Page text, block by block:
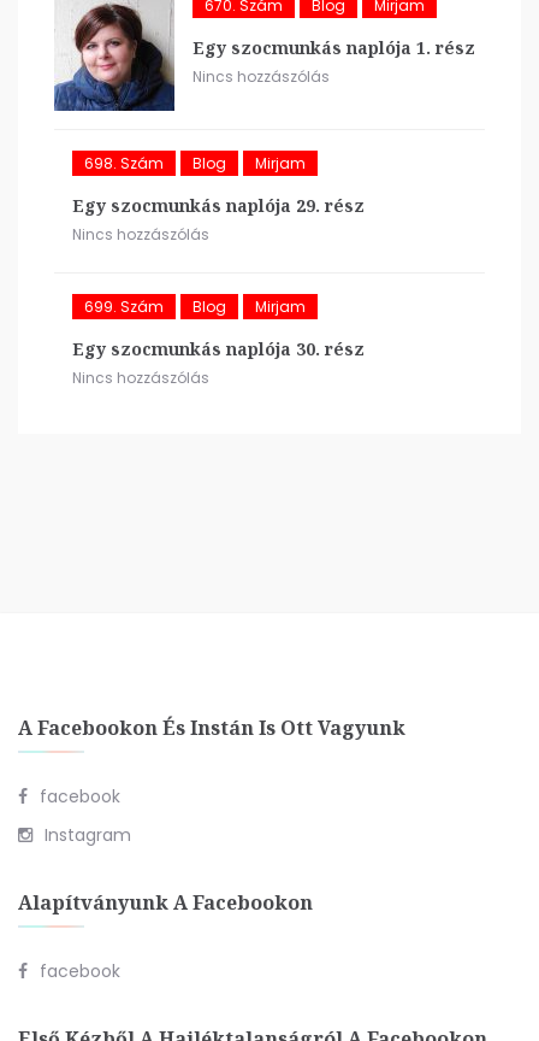
670. Szám Blog Mirjam
Egy szocmunkás naplója 1. rész
Nincs hozzászólás
698. Szám Blog Mirjam
Egy szocmunkás naplója 29. rész
Nincs hozzászólás
699. Szám Blog Mirjam
Egy szocmunkás naplója 30. rész
Nincs hozzászólás
A Facebookon És Instán Is Ott Vagyunk
facebook
Instagram
Alapítványunk A Facebookon
facebook